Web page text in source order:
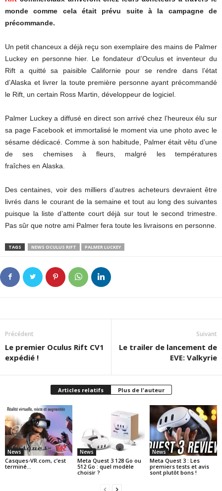
monde comme cela était prévu suite à la campagne de
précommande.
Un petit chanceux a déjà reçu son exemplaire des mains de Palmer
Luckey en personne hier. Le fondateur d’Oculus et inventeur du
Rift a quitté sa paisible Californie pour se rendre dans l’état
d’Alaska et livrer la toute première personne ayant précommandé
le Rift, un certain Ross Martin, développeur de logiciel.
Palmer Luckey a diffusé en direct son arrivé chez l’heureux élu sur
sa page Facebook et immortalisé le moment via une photo avec le
sésame dédicacé. Comme à son habitude, Palmer était vêtu d’une
de ses chemises à fleurs, malgré les températures
fraîches en Alaska.
Des centaines, voir des milliers d’autres acheteurs devraient être
livrés dans le courant de la semaine et tout au long des suivantes
puisque la liste d’attente court déjà sur tout le second trimestre.
Pas sûr que notre ami Palmer fera toute les livraisons en personne.
TAGS NEWS OCULUS RIFT PALMER LUCKEY
Précédent
Le premier Oculus Rift CV1
expédié !
Suivant
Le trailer de lancement de
EVE: Valkyrie
Articles relatifs Plus de l'auteur
News
Casques-VR.com, c’est
terminé…
News
Meta Quest 3 128 Go ou
512 Go : quel modèle
choisir ?
News
Meta Quest 3 : Les
premiers tests et avis
sont plutôt bons !